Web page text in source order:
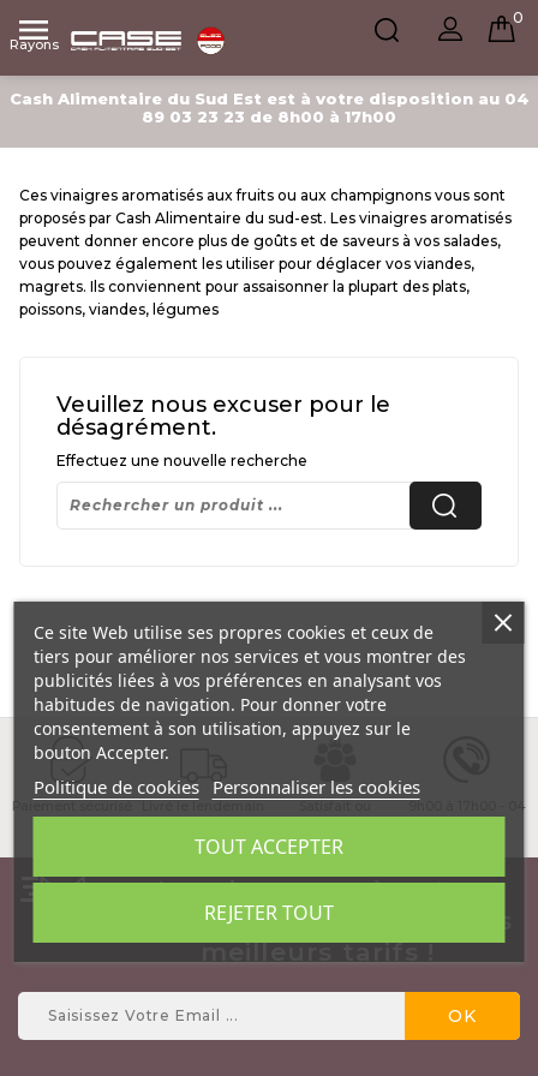

Rayons
0
Cash Alimentaire du Sud Est est à votre disposition au 04
89 03 23 23 de 8h00 à 17h00
Ces vinaigres aromatisés aux fruits ou aux champignons vous sont
proposés par Cash Alimentaire du sud-est. Les vinaigres aromatisés
peuvent donner encore plus de goûts et de saveurs à vos salades,
vous pouvez également les utiliser pour déglacer vos viandes,
magrets. Ils conviennent pour assaisonner la plupart des plats,
poissons, viandes, légumes
Veuillez nous excuser pour le
désagrément.
Effectuez une nouvelle recherche
9h00 à 17h00 - 04
Inscrivez vous à notre
NewsLetter et profitez des
meilleurs tarifs !
Ce site Web utilise ses propres cookies et ceux de
tiers pour améliorer nos services et vous montrer des
publicités liées à vos préférences en analysant vos
habitudes de navigation. Pour donner votre
consentement à son utilisation, appuyez sur le
bouton Accepter.
Politique de cookies Personnaliser les cookies
REJETER TOUT
TOUT ACCEPTER